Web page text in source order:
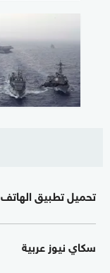
تحميل تطبيق الهاتف
سكاي نيوز عربية